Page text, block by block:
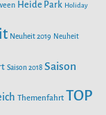
Heide Park Holiday
Neuheit 2019 Neuheit
Saison 2018 Saison
Themenfahrt TOP